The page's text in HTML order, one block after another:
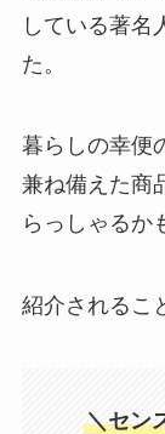
している著名
た。
暮らしの幸便
兼ね備えた商
らっしゃるか
紹介されるこ
＼セン